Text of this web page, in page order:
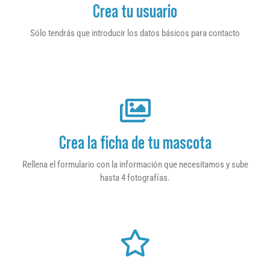
Crea tu usuario
Sólo tendrás que introducir los datos básicos para contacto
Crea la ficha de tu mascota
Rellena el formulario con la información que necesitamos y sube
hasta 4 fotografías.